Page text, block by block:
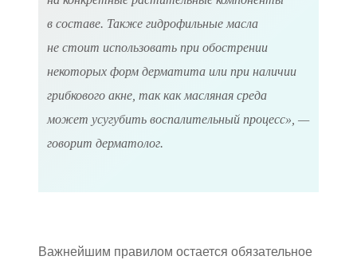
в составе. Также гидрофильные масла
не стоит использовать при обострении
некоторых форм дерматита или при наличии
грибкового акне, так как масляная среда
может усугубить воспалительный процесс», —
говорит дерматолог.
Важнейшим правилом остается обязательное